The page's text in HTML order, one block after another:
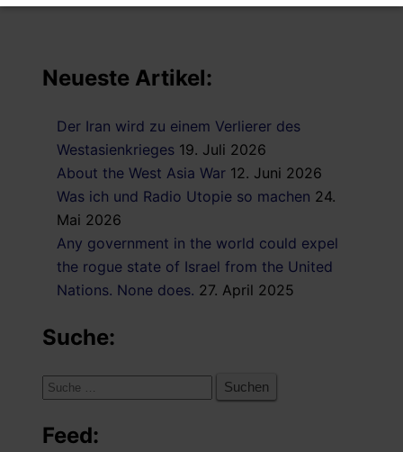
Neueste Artikel:
Der Iran wird zu einem Verlierer des
Westasienkrieges 19. Juli 2026
About the West Asia War 12. Juni 2026
Was ich und Radio Utopie so machen 24.
Mai 2026
Any government in the world could expel
the rogue state of Israel from the United
Nations. None does. 27. April 2025
Suche:
Suche
Feed: